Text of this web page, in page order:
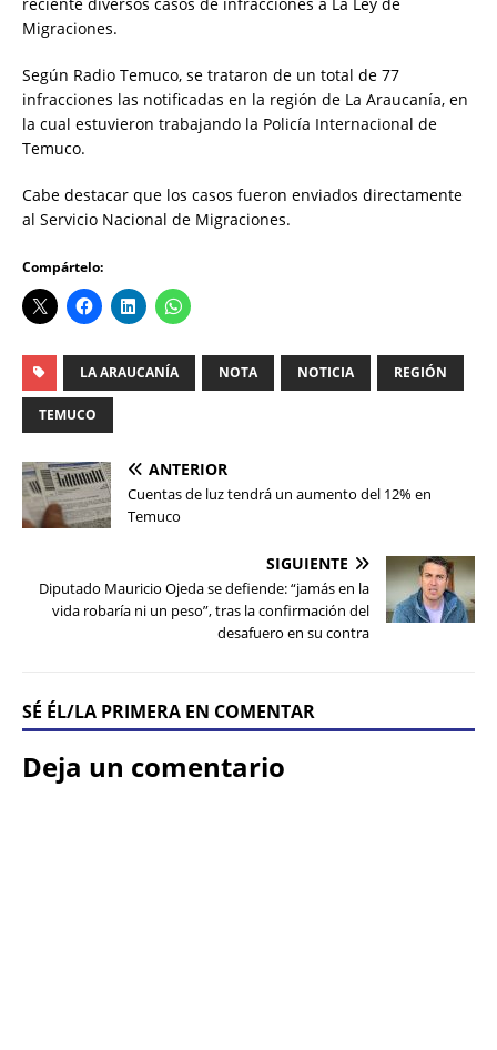
Migraciones.
Según Radio Temuco, se trataron de un total de 77
infracciones las notificadas en la región de La Araucanía, en
la cual estuvieron trabajando la Policía Internacional de
Temuco.
Cabe destacar que los casos fueron enviados directamente
al Servicio Nacional de Migraciones.
Compártelo:
LA ARAUCANÍA NOTA NOTICIA REGIÓN
TEMUCO
ANTERIOR
Cuentas de luz tendrá un aumento del 12% en
Temuco
SIGUIENTE
Diputado Mauricio Ojeda se defiende: “jamás en la
vida robaría ni un peso”, tras la confirmación del
desafuero en su contra
SÉ ÉL/LA PRIMERA EN COMENTAR
Deja un comentario